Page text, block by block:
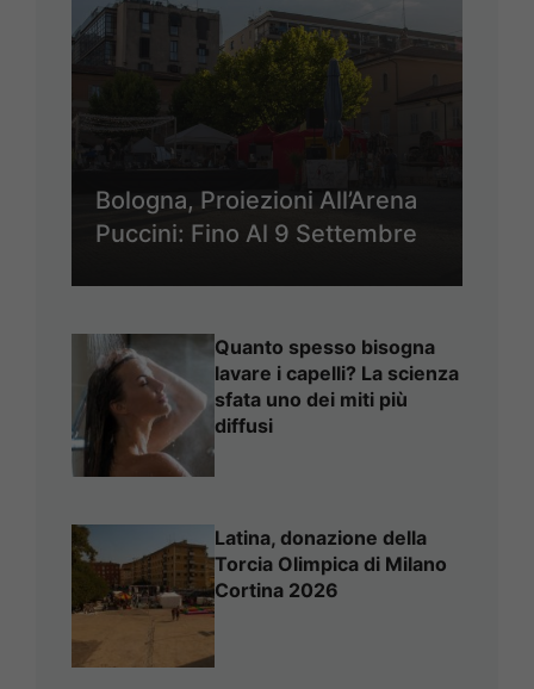
Bologna, Proiezioni All’Arena
Puccini: Fino Al 9 Settembre
Quanto spesso bisogna
lavare i capelli? La scienza
sfata uno dei miti più
diffusi
Latina, donazione della
Torcia Olimpica di Milano
Cortina 2026